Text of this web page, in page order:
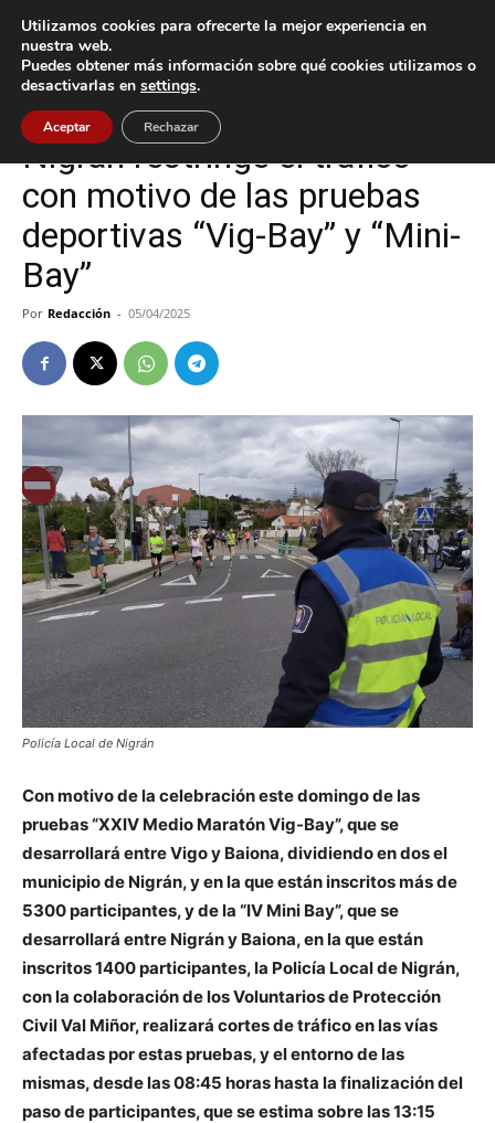
Inicio Deportes
Deportes Nigrán
Nigrán restringe el tráfico
con motivo de las pruebas
deportivas “Vig-Bay” y “Mini-
Bay”
Por Redacción - 05/04/2025
Policía Local de Nigrán
Con motivo de la celebración este domingo de las
pruebas “XXIV Medio Maratón Vig-Bay”, que se
desarrollará entre Vigo y Baiona, dividiendo en dos el
municipio de Nigrán, y en la que están inscritos más de
5300 participantes, y de la “IV Mini Bay”, que se
desarrollará entre Nigrán y Baiona, en la que están
inscritos 1400 participantes, la Policía Local de Nigrán,
con la colaboración de los Voluntarios de Protección
Civil Val Miñor, realizará cortes de tráfico en las vías
afectadas por estas pruebas, y el entorno de las
mismas, desde las 08:45 horas hasta la finalización del
paso de participantes, que se estima sobre las 13:15
Utilizamos cookies para ofrecerte la mejor experiencia en
nuestra web.
Puedes obtener más información sobre qué cookies utilizamos o
desactivarlas en settings.
Aceptar Rechazar